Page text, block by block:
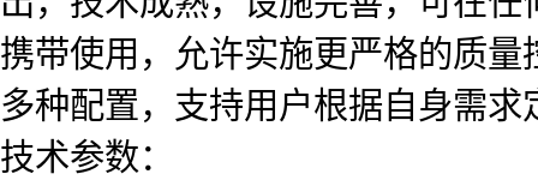
携带使用，允许实施更严格的质
多种配置，支持用户根据自身需
技术参数：